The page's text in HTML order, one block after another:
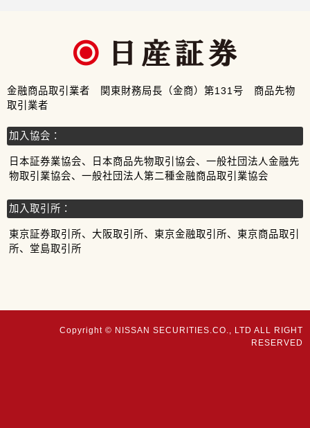
金融商品取引業者 関東財務局長（金商）第131号 商品先物
取引業者
加入協会：
日本証券業協会、日本商品先物取引協会、一般社団法人金融先
物取引業協会、一般社団法人第二種金融商品取引業協会
加入取引所：
東京証券取引所、大阪取引所、東京金融取引所、東京商品取引
所、堂島取引所
Copyright © NISSAN SECURITIES.CO., LTD ALL RIGHT
RESERVED